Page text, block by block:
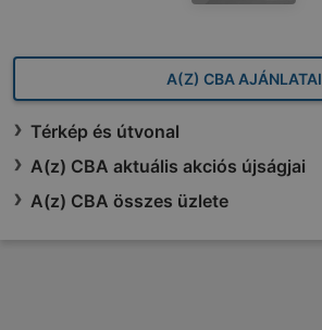
A(Z) CBA AJÁNLATAI
Térkép és útvonal
A(z) CBA aktuális akciós újságjai
A(z) CBA összes üzlete